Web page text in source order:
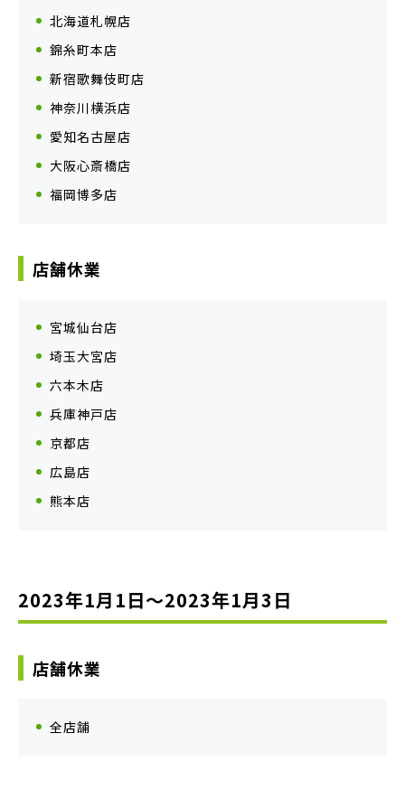
北海道札幌店
錦糸町本店
新宿歌舞伎町店
神奈川横浜店
愛知名古屋店
大阪心斎橋店
福岡博多店
店舗休業
宮城仙台店
埼玉大宮店
六本木店
兵庫神戸店
京都店
広島店
熊本店
2023年1月1日〜2023年1月3日
店舗休業
全店舗